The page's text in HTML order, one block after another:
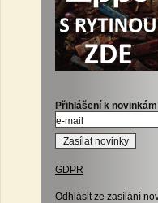
Přihlášení k novinkám
GDPR
Odhlásit ze zasílání